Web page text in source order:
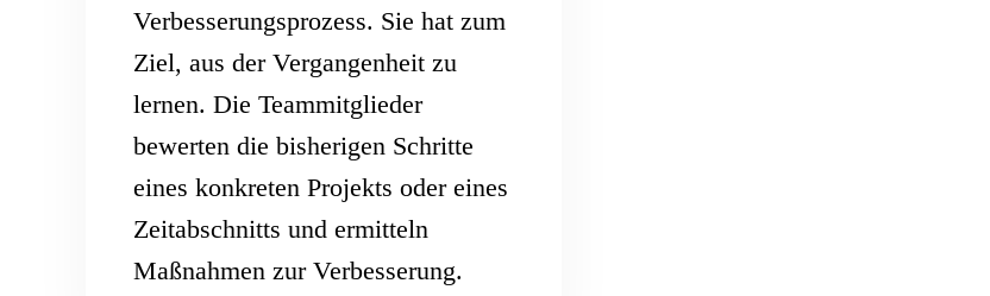
Verbesserungsprozess. Sie hat zum
Ziel, aus der Vergangenheit zu
lernen. Die Teammitglieder
bewerten die bisherigen Schritte
eines konkreten Projekts oder eines
Zeitabschnitts und ermitteln
Maßnahmen zur Verbesserung.